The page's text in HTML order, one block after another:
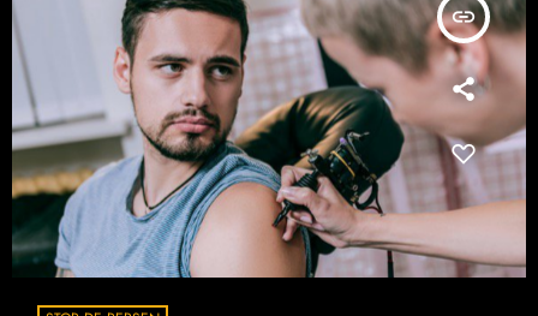
insert_link